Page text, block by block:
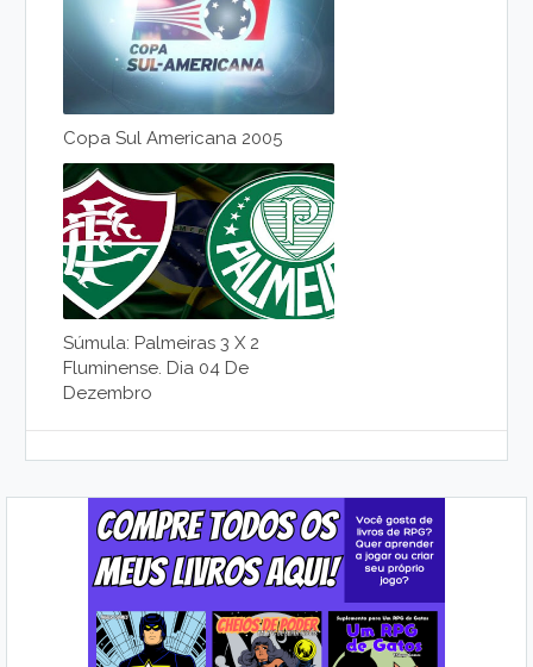
Copa Sul Americana 2005
Súmula: Palmeiras 3 X 2
Fluminense. Dia 04 De
Dezembro